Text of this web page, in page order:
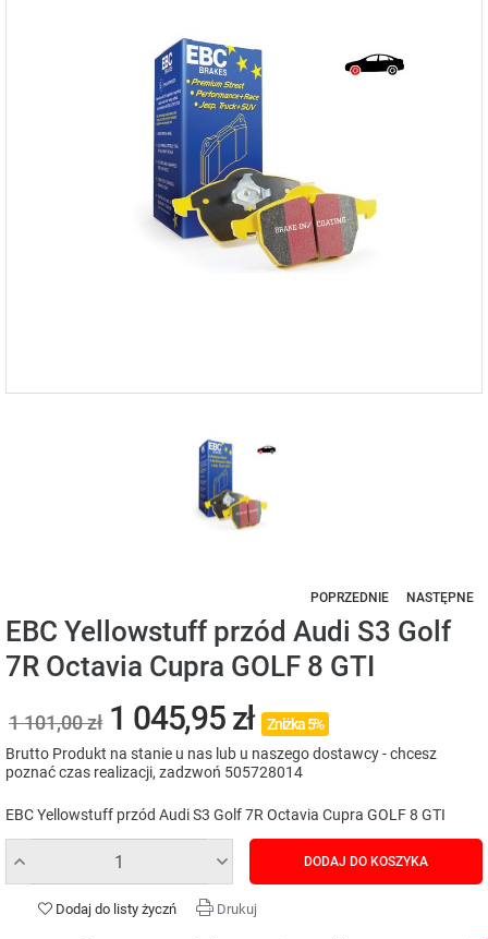
POPRZEDNIE NASTĘPNE
EBC Yellowstuff przód Audi S3 Golf
7R Octavia Cupra GOLF 8 GTI
1 101,00 zł 1 045,95 zł
Zniżka 5%
Brutto Produkt na stanie u nas lub u naszego dostawcy - chcesz
poznać czas realizacji, zadzwoń 505728014
EBC Yellowstuff przód Audi S3 Golf 7R Octavia Cupra GOLF 8 GTI
DODAJ DO KOSZYKA
Dodaj do listy życzń Drukuj